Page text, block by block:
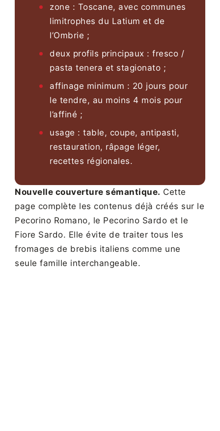
zone : Toscane, avec communes
limitrophes du Latium et de
l’Ombrie ;
deux profils principaux : fresco /
pasta tenera et stagionato ;
affinage minimum : 20 jours pour
le tendre, au moins 4 mois pour
l’affiné ;
usage : table, coupe, antipasti,
restauration, râpage léger,
recettes régionales.
Nouvelle couverture sémantique. Cette
page complète les contenus déjà créés sur le
Pecorino Romano, le Pecorino Sardo et le
Fiore Sardo. Elle évite de traiter tous les
fromages de brebis italiens comme une
seule famille interchangeable.